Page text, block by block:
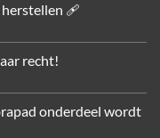
🩹
recht!
onderdeel wordt